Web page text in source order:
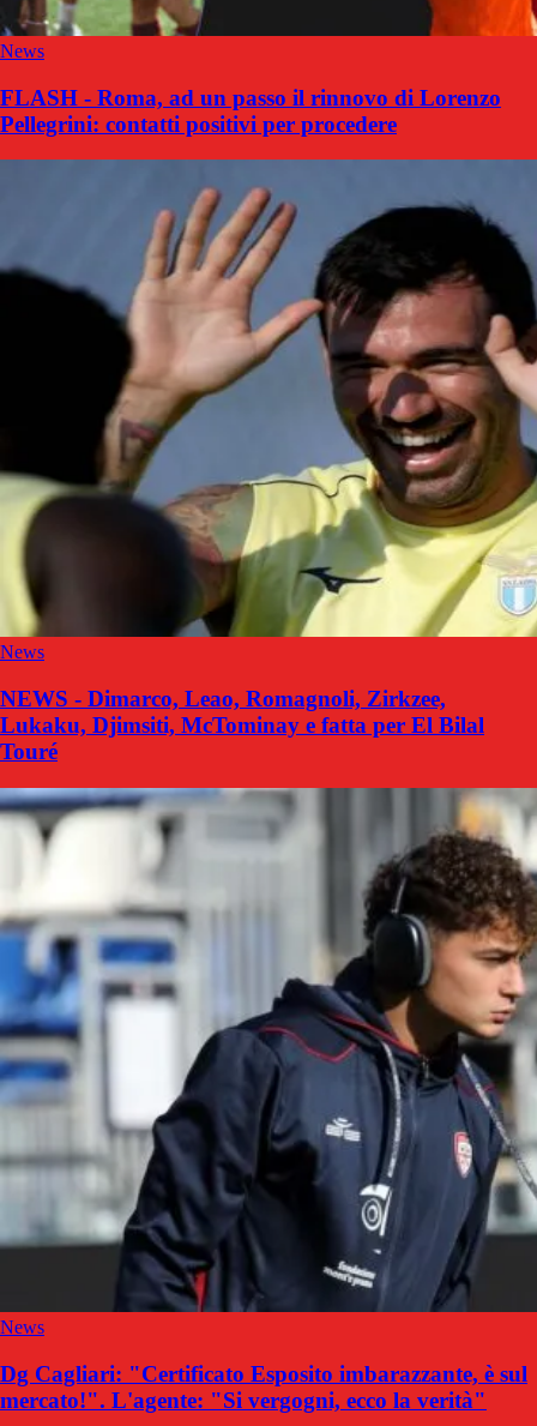
News
FLASH - Roma, ad un passo il rinnovo di Lorenzo
Pellegrini: contatti positivi per procedere
News
NEWS - Dimarco, Leao, Romagnoli, Zirkzee,
Lukaku, Djimsiti, McTominay e fatta per El Bilal
Touré
News
Dg Cagliari: "Certificato Esposito imbarazzante, è sul
mercato!". L'agente: "Si vergogni, ecco la verità"